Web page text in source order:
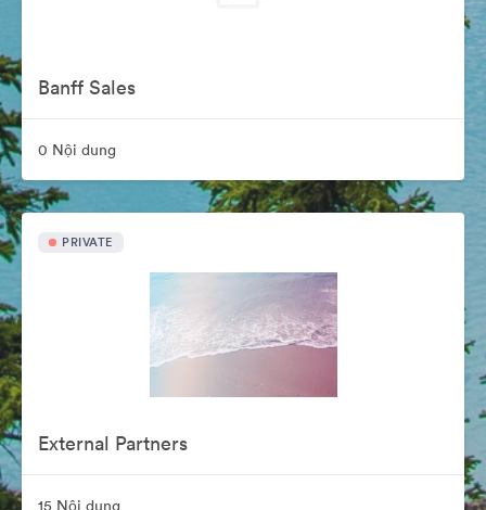
Banff Sales
0 Nội dung
PRIVATE
External Partners
15 Nội dung